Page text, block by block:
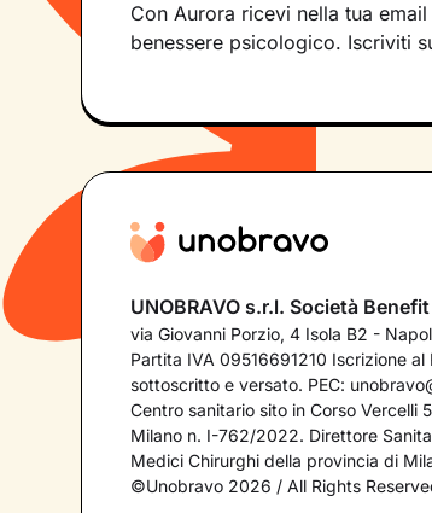
Con Aurora ricevi nella tua
benessere psicologico. Iscriviti
UNOBRAVO s.r.l. Società Benefit
via Giovanni Porzio, 4 Isola B2 -
Partita IVA 09516691210 Iscrizione
sottoscritto e versato. PEC:
Centro sanitario sito in Corso Vercelli
Milano n. I-762/2022. Direttore
Medici Chirurghi della provincia di
©Unobravo 2026 / All Rights